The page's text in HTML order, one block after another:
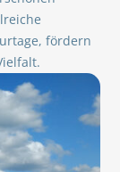
fördern